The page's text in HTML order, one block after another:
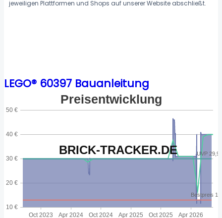
jeweiligen Plattformen und Shops auf unserer Website abschließt.
LEGO® 60397 Bauanleitung